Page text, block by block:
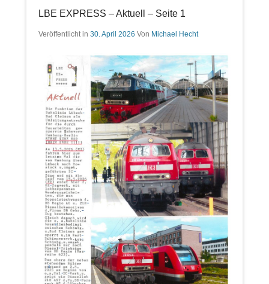
LBE EXPRESS – Aktuell – Seite 1
Veröffentlicht in 30. April 2026 Von Michael Hecht